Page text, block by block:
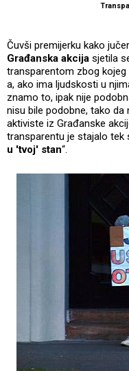
Čuvši premijerku kako
Građanska akcija sjetila
transparentom zbog kojeg
a, ako ima ljudskosti u
znamo to, ipak nije
nisu bile podobne, tako da
aktiviste iz Građanske
transparentu je stajalo tek
u 'tvoj' stan“.